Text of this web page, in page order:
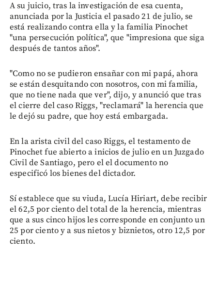
A su juicio, tras la investigación de esa cuenta,
anunciada por la Justicia el pasado 21 de julio, se
está realizando contra ella y la familia Pinochet
"una persecución política", que "impresiona que siga
después de tantos años".
"Como no se pudieron ensañar con mi papá, ahora
se están desquitando con nosotros, con mi familia,
que no tiene nada que ver", dijo, y anunció que tras
el cierre del caso Riggs, "reclamará" la herencia que
le dejó su padre, que hoy está embargada.
En la arista civil del caso Riggs, el testamento de
Pinochet fue abierto a inicios de julio en un Juzgado
Civil de Santiago, pero el el documento no
especificó los bienes del dictador.
Sí establece que su viuda, Lucía Hiriart, debe recibir
el 62,5 por ciento del total de la herencia, mientras
que a sus cinco hijos les corresponde en conjunto un
25 por ciento y a sus nietos y biznietos, otro 12,5 por
ciento.